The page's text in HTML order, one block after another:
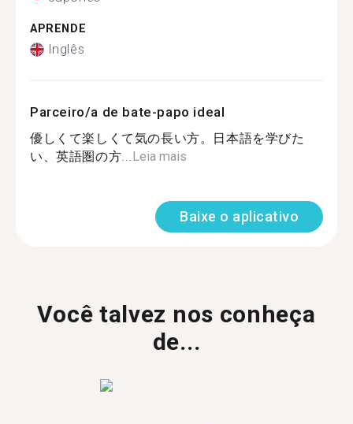
APRENDE
Inglês
Parceiro/a de bate-papo ideal
優しくて楽しくて気の長い方。日本語を学びた
い、英語圏の方...Leia mais
Baixe o aplicativo
Você talvez nos conheça
de...